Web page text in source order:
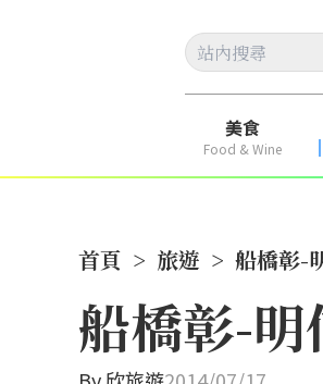
美食
Food & Wine
首頁 > 旅遊 > 船橋彰-
船橋彰-